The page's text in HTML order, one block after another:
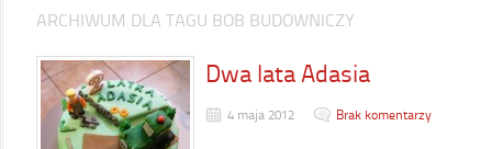
ARCHIWUM DLA TAGU BOB BUDOWNICZY
Dwa lata Adasia
4 maja 2012 Brak komentarzy